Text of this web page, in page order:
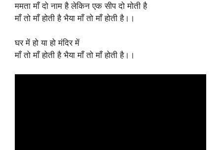
ममता माँ दो नाम है लेकिन एक सीप दो मोती है
माँ तो माँ होती है भैया माँ तो माँ होती है।।
घर में हो या हो मंदिर में
माँ तो माँ होती है भैया माँ तो माँ होती है।।